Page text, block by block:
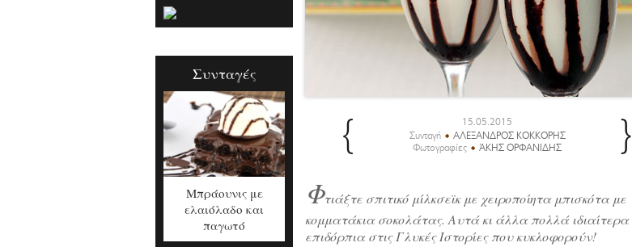
Συνταγές
Μπράουνις με
ελαιόλαδο και
παγωτό
{ 15.05.2015
Συνταγή
ΑΛΕΞΑΝΔΡΟΣ ΚΟΚΚΟΡΗΣ
Φωτογραφίες
ΆΚΗΣ ΟΡΦΑΝΙΔΗΣ }
Φτιάξτε σπιτικό μίλκσεϊκ με χειροποίητα μπισκότα με
κομματάκια σοκολάτας. Αυτά κι άλλα πολλά ιδιαίτερα
επιδόρπια στις Γλυκές Ιστορίες που κυκλοφορούν!